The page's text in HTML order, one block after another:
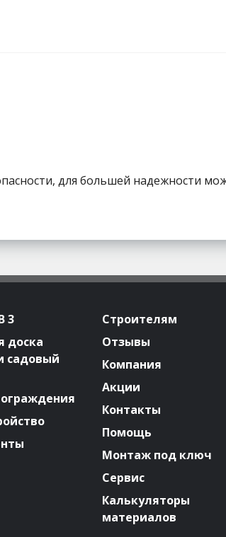
для большей надежности
3
доска
садовый
Строителям
Отзывы
Компания
Акции
Контакты
Помощь
Монтаж под ключ
Сервис
Калькуляторы
материалов